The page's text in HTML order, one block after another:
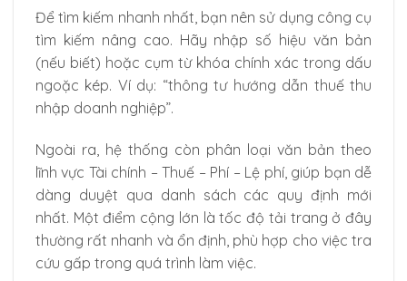
Để tìm kiếm nhanh nhất, bạn nên sử dụng công cụ
tìm kiếm nâng cao. Hãy nhập số hiệu văn bản
(nếu biết) hoặc cụm từ khóa chính xác trong dấu
ngoặc kép. Ví dụ: “thông tư hướng dẫn thuế thu
nhập doanh nghiệp”.
Ngoài ra, hệ thống còn phân loại văn bản theo
lĩnh vực Tài chính – Thuế – Phí – Lệ phí, giúp bạn dễ
dàng duyệt qua danh sách các quy định mới
nhất. Một điểm cộng lớn là tốc độ tải trang ở đây
thường rất nhanh và ổn định, phù hợp cho việc tra
cứu gấp trong quá trình làm việc.